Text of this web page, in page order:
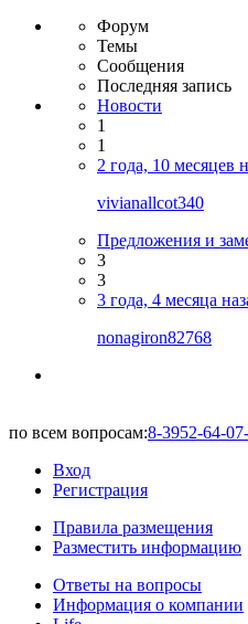
Форум
Темы
Сообщения
Последняя запись
Новости
1
1
2 года, 10 месяцев
vivianallcot340
Предложения и
3
3
3 года, 4 месяца
nonagiron82768
по всем вопросам:8-3952-64-
Вход
Регистрация
Правила размещения
Разместить информацию
Ответы на вопросы
Информация о компании